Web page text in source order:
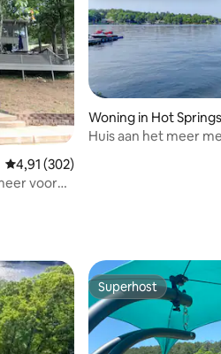
recensies
Gemiddelde beoordeling van 4,91
4,91 (302)
voor
Woning in Hot Springs
Huis aan het meer
Superhost
Superhost